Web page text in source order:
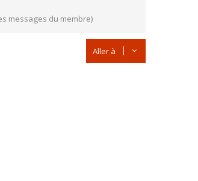
messages du membre)
Aller à